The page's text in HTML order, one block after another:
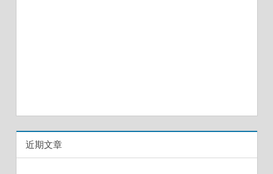
近期文章